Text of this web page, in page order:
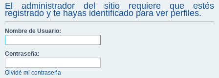
s
c
El administrador del sitio requiere que estés
registrado y te hayas identificado para ver perfiles.
Nombre de Usuario:
Contraseña:
Olvidé mi contraseña